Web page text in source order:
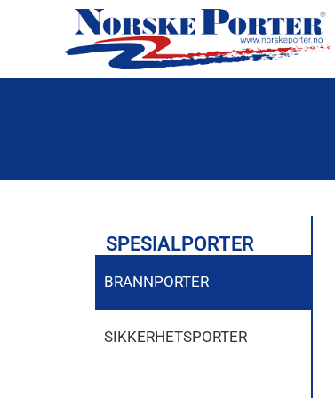
SPESIALPORTER
BRANNPORTER
SIKKERHETSPORTER